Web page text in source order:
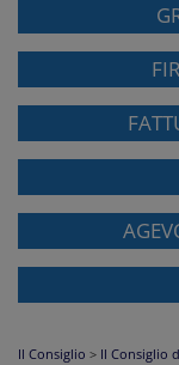
Il Consiglio > Il Consiglio